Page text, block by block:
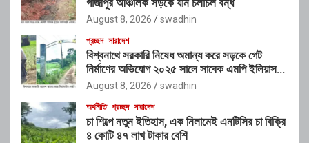
August 8, 2026 swadhin
প্রচ্ছদ সারাদেশ
বিশ্বনাথে সরকারি নিষেধ অমান্য করে সড়কে গেট
নির্মাণের অভিযোগ ২০২৫ সালে সাবেক এমপি ইলিয়াস
আলীর নামে নামফলক স্থাপনের অভিযোগ
August 8, 2026 swadhin
অর্থনীতি প্রচ্ছদ সারাদেশ
চা শিল্পে নতুন ইতিহাস, এক নিলামেই এনটিসির চা বিক্রি
৪ কোটি ৪৭ লাখ টাকার বেশি